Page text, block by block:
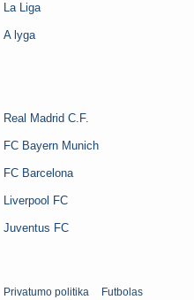
La Liga
A lyga
Real Madrid C.F.
FC Bayern Munich
FC Barcelona
Liverpool FC
Juventus FC
Privatumo politika Futbolas